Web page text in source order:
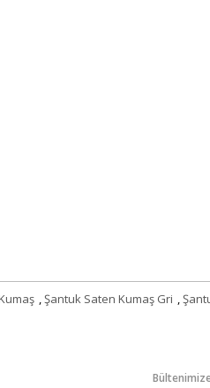
,Şantuk Saten Kumaş Gri ,